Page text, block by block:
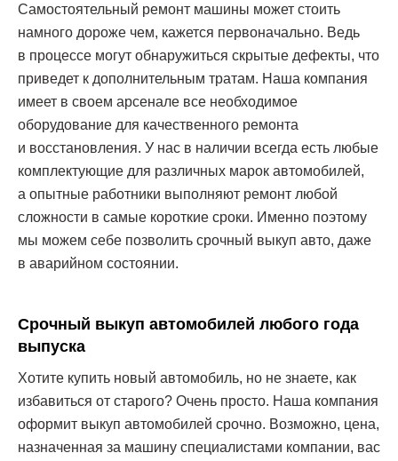
Самостоятельный ремонт машины может стоить
намного дороже чем, кажется первоначально. Ведь
в процессе могут обнаружиться скрытые дефекты, что
приведет к дополнительным тратам. Наша компания
имеет в своем арсенале все необходимое
оборудование для качественного ремонта
и восстановления. У нас в наличии всегда есть любые
комплектующие для различных марок автомобилей,
а опытные работники выполняют ремонт любой
сложности в самые короткие сроки. Именно поэтому
мы можем себе позволить срочный выкуп авто, даже
в аварийном состоянии.
Срочный выкуп автомобилей любого года
выпуска
Хотите купить новый автомобиль, но не знаете, как
избавиться от старого? Очень просто. Наша компания
оформит выкуп автомобилей срочно. Возможно, цена,
назначенная за машину специалистами компании, вас